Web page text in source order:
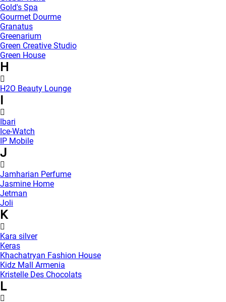
Gold's Spa
Gourmet Dourme
Granatus
Greenarium
Green Creative Studio
Green House
H
H2O Beauty Lounge
Ibari
Ice-Watch
IP Mobile
J
Jamharian Perfume
Jasmine Home
Jetman
Joli
K
Kara silver
Keras
Khachatryan Fashion House
Kidz Mall Armenia
Kristelle Des Chocolats
L